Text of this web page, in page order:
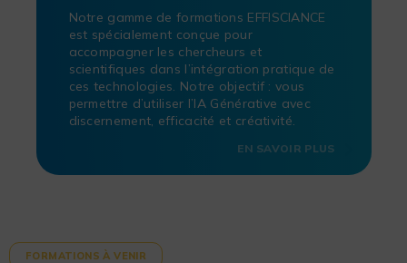
Notre gamme de formations EFFISCIANCE
est spécialement conçue pour
accompagner les chercheurs et
scientifiques dans l’intégration pratique de
ces technologies. Notre objectif : vous
permettre d’utiliser l’IA Générative avec
discernement, efficacité et créativité.
EN SAVOIR PLUS
FORMATIONS À VENIR